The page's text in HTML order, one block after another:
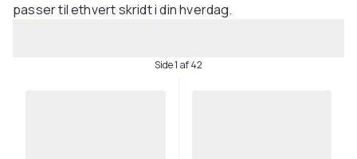
passer til ethvert skridt i din hverdag.
Side 1 af 42